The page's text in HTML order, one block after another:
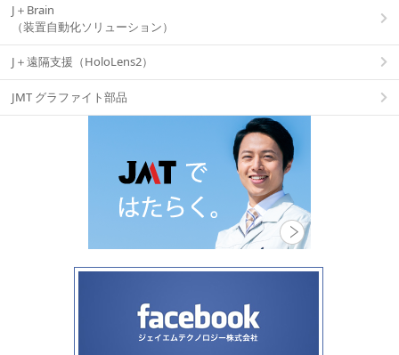
J＋Brain
（装置自動化ソリューション）
J＋遠隔支援（HoloLens2）
JMT グラファイト部品